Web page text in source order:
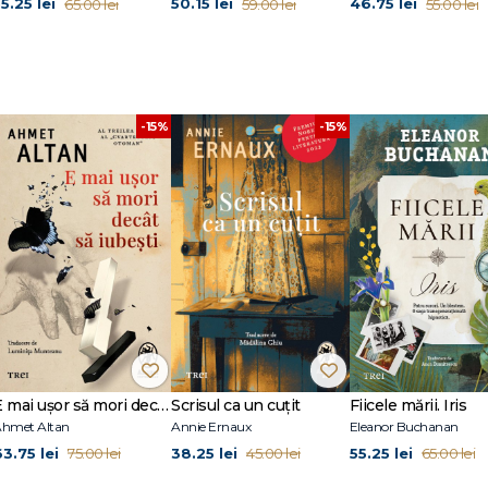
de Monique Plaza şi Henri Cohen
65.00 lei 59.00 lei 55.00 lei
-15%
E mai ușor să mori decât să iubești (seria Cvartetul Otoman, vol.3)
Altan
lei 75.00 lei
-15%
Scrisul ca un cuțit
Annie Ernaux
38.25 lei 45.00 lei
Fiicele mării. Iris
Eleanor Buchanan
55.25 lei 65.00 lei